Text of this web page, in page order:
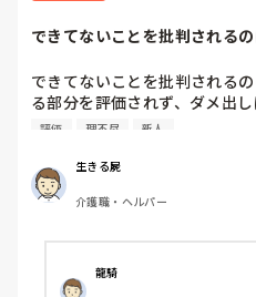
できてないことを批判される
できてないことを批判される
る部分を評価されず、ダメ出
給料を貰う以上、仕事はでき
それは分かりますが納得できま
先輩方、叱咤激励orアドバイス
評価 理不尽 新人
生きる屍
介護職・ヘルパー
龍騎